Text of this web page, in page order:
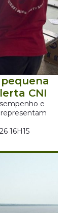
CNI
e
16H15